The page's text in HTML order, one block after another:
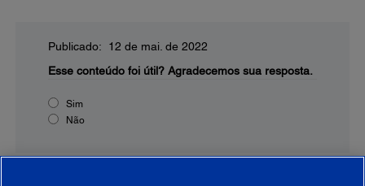
Publicado: 12 de mai. de 2022
Esse conteúdo foi útil? Agradecemos sua resposta.
Sim
Não